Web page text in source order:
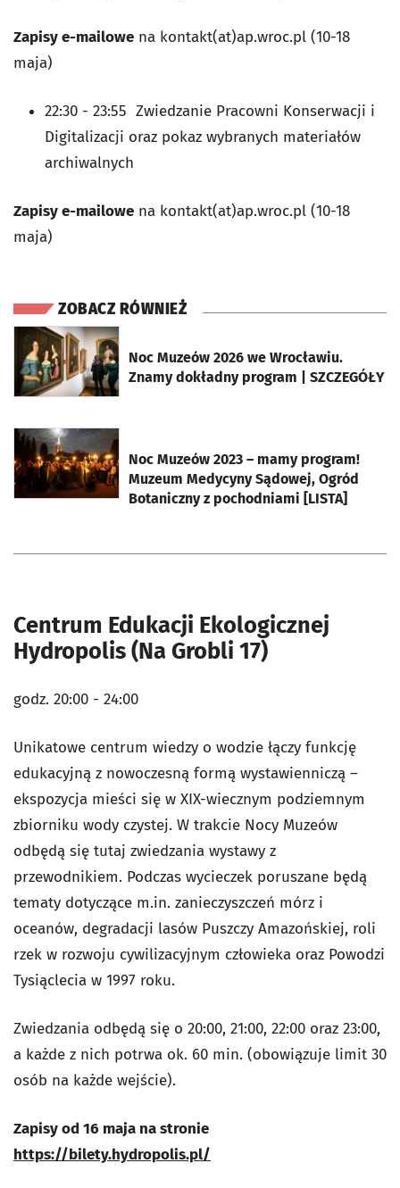
Zapisy e-mailowe na kontakt(at)ap.wroc.pl (10-18
maja)
22:30 - 23:55 Zwiedzanie Pracowni Konserwacji i
Digitalizacji oraz pokaz wybranych materiałów
archiwalnych
Zapisy e-mailowe na kontakt(at)ap.wroc.pl (10-18
maja)
ZOBACZ RÓWNIEŻ
Noc Muzeów 2026 we Wrocławiu.
Znamy dokładny program | SZCZEGÓŁY
otworzy się w nowej karcie
Noc Muzeów 2023 – mamy program!
Muzeum Medycyny Sądowej, Ogród
Botaniczny z pochodniami [LISTA]
otworzy się w nowej karcie
Centrum Edukacji Ekologicznej
Hydropolis (Na Grobli 17)
godz. 20:00 - 24:00
Unikatowe centrum wiedzy o wodzie łączy funkcję
edukacyjną z nowoczesną formą wystawienniczą –
ekspozycja mieści się w XIX-wiecznym podziemnym
zbiorniku wody czystej. W trakcie Nocy Muzeów
odbędą się tutaj zwiedzania wystawy z
przewodnikiem. Podczas wycieczek poruszane będą
tematy dotyczące m.in. zanieczyszczeń mórz i
oceanów, degradacji lasów Puszczy Amazońskiej, roli
rzek w rozwoju cywilizacyjnym człowieka oraz Powodzi
Tysiąclecia w 1997 roku.
Zwiedzania odbędą się o 20:00, 21:00, 22:00 oraz 23:00,
a każde z nich potrwa ok. 60 min. (obowiązuje limit 30
osób na każde wejście).
Zapisy od 16 maja na stronie
https://bilety.hydropolis.pl/